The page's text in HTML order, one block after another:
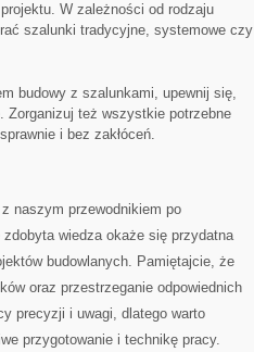
W zależności od rodzaju
szalunki tradycyjne, systemowe czy
budowy z szalunkami, upewnij się,
Zorganizuj też wszystkie potrzebne
i bez zakłóceń.
naszym przewodnikiem⁣ po
wiedza okaże się przydatna
budowlanych. Pamiętajcie, że
oraz przestrzeganie odpowiednich
precyzji i uwagi, dlatego warto
przygotowanie⁢ i technikę pracy.